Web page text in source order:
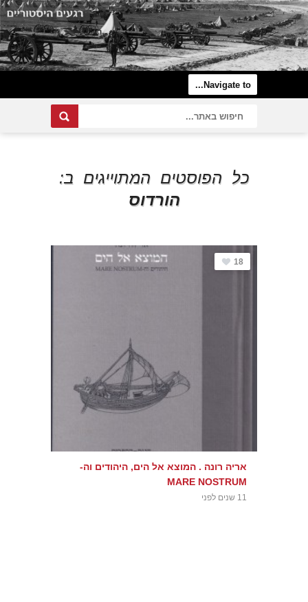
כל הפוסטים המתוייגים ב:
הורדוס
18
אריה רונה . המוצא אל הים, היהודים וה-
MARE NOSTRUM
11 שנים לפני